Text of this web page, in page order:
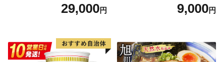
29,000円 9,000円